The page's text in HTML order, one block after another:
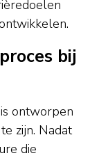
bij
ontworpen
zijn. Nadat
die